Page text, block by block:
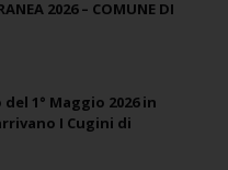
2026 – COMUNE DI
1° Maggio 2026 in
I Cugini di